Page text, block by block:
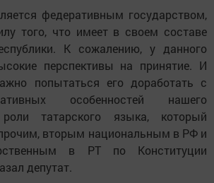
федеративным государством,
того, что имеет в своем составе
К сожалению, у данного
перспективы на принятие. И
попытаться его доработать с
особенностей нашего
татарского языка, который
вторым национальным в РФ и
в РТ по Конституции
депутат.